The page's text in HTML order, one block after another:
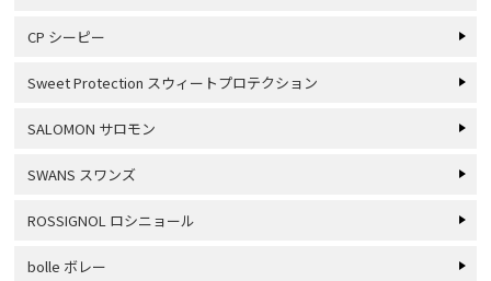
CP シーピー
Sweet Protection スウィートプロテクション
SALOMON サロモン
SWANS スワンズ
ROSSIGNOL ロシニョール
bolle ボレー